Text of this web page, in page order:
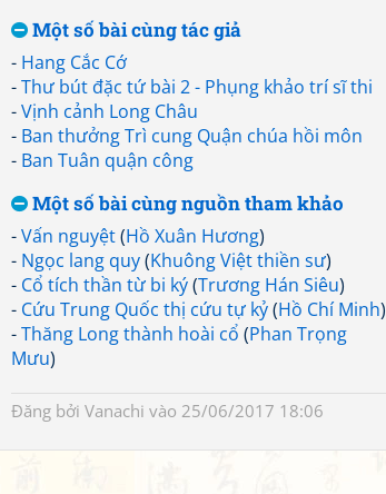
Một số bài cùng tác giả
- Hang Cắc Cớ
-Thư bút đặc tứ bài 2 - Phụng khảo trí sĩ thi
-Vịnh cảnh Long Châu
- Ban thưởng Trì cung Quận chúa hồi môn
- Ban Tuân quận công
Một số bài cùng nguồn tham khảo
-Vấn nguyệt(Hồ Xuân Hương)
- Ngọc lang quy(Khuông Việt thiền sư)
- Cổ tích thần từ bi ký(Trương Hán Siêu)
- Cứu Trung Quốc thị cứu tự kỷ(Hồ Chí Minh)
-Thăng Long thành hoài cổ (Phan Trọng
Mưu)
Đăng bởi Vanachi vào 25/06/2017 18:06